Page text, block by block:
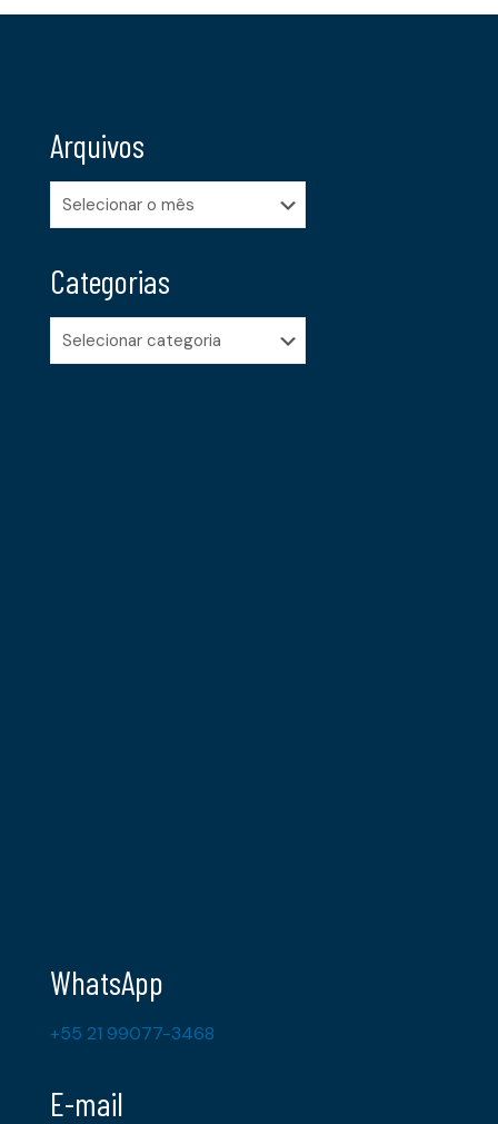
Arquivos
Arquivos
Categorias
Categorias
WhatsApp
+55 21 99077-3468
E-mail